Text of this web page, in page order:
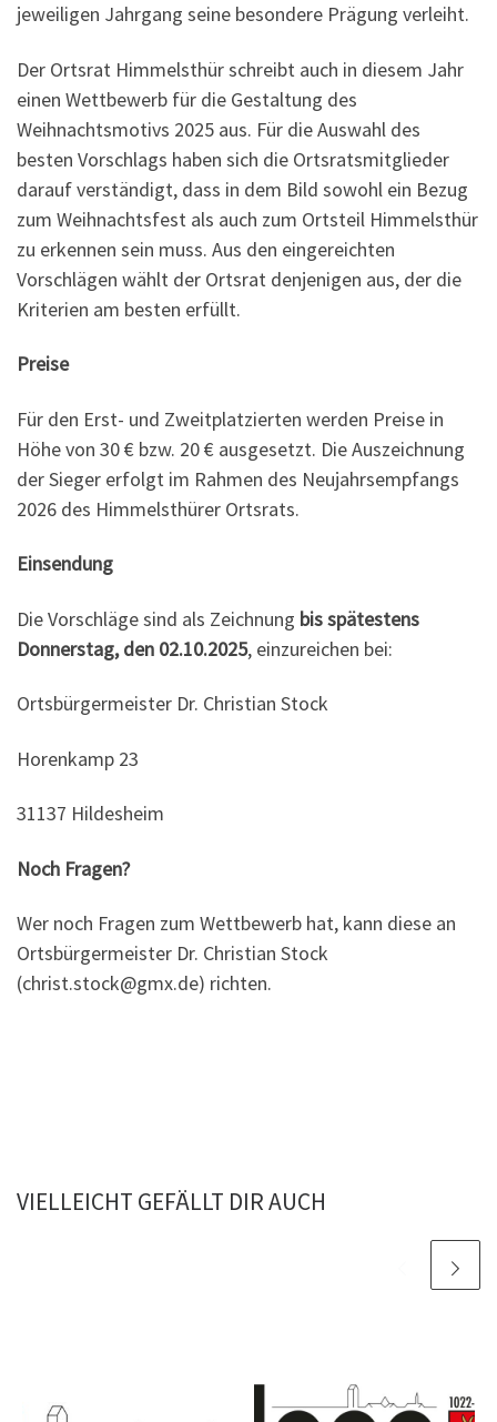
jeweiligen Jahrgang seine besondere Prägung verleiht.
Der Ortsrat Himmelsthür schreibt auch in diesem Jahr
einen Wettbewerb für die Gestaltung des
Weihnachtsmotivs 2025 aus. Für die Auswahl des
besten Vorschlags haben sich die Ortsratsmitglieder
darauf verständigt, dass in dem Bild sowohl ein Bezug
zum Weihnachtsfest als auch zum Ortsteil Himmelsthür
zu erkennen sein muss. Aus den eingereichten
Vorschlägen wählt der Ortsrat denjenigen aus, der die
Kriterien am besten erfüllt.
Preise
Für den Erst- und Zweitplatzierten werden Preise in
Höhe von 30 € bzw. 20 € ausgesetzt. Die Auszeichnung
der Sieger erfolgt im Rahmen des Neujahrsempfangs
2026 des Himmelsthürer Ortsrats.
Einsendung
Die Vorschläge sind als Zeichnung bis spätestens
Donnerstag, den 02.10.2025, einzureichen bei:
Ortsbürgermeister Dr. Christian Stock
Horenkamp 23
31137 Hildesheim
Noch Fragen?
Wer noch Fragen zum Wettbewerb hat, kann diese an
Ortsbürgermeister Dr. Christian Stock
(christ.stock@gmx.de) richten.
VIELLEICHT GEFÄLLT DIR AUCH